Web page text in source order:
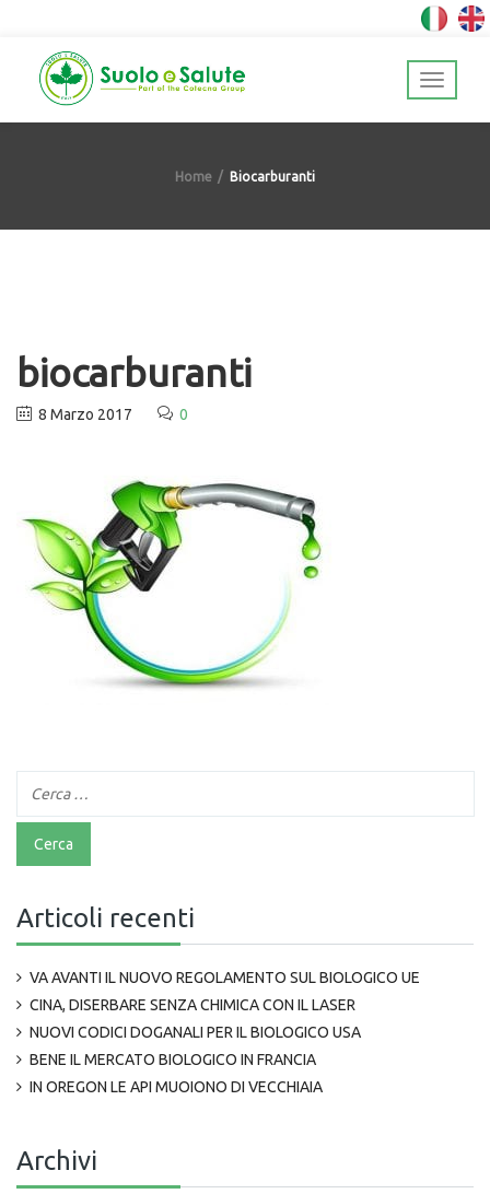
Home Biocarburanti
biocarburanti
8 Marzo 2017 0
Articoli recenti
VA AVANTI IL NUOVO REGOLAMENTO SUL BIOLOGICO UE
CINA, DISERBARE SENZA CHIMICA CON IL LASER
NUOVI CODICI DOGANALI PER IL BIOLOGICO USA
BENE IL MERCATO BIOLOGICO IN FRANCIA
IN OREGON LE API MUOIONO DI VECCHIAIA
Archivi